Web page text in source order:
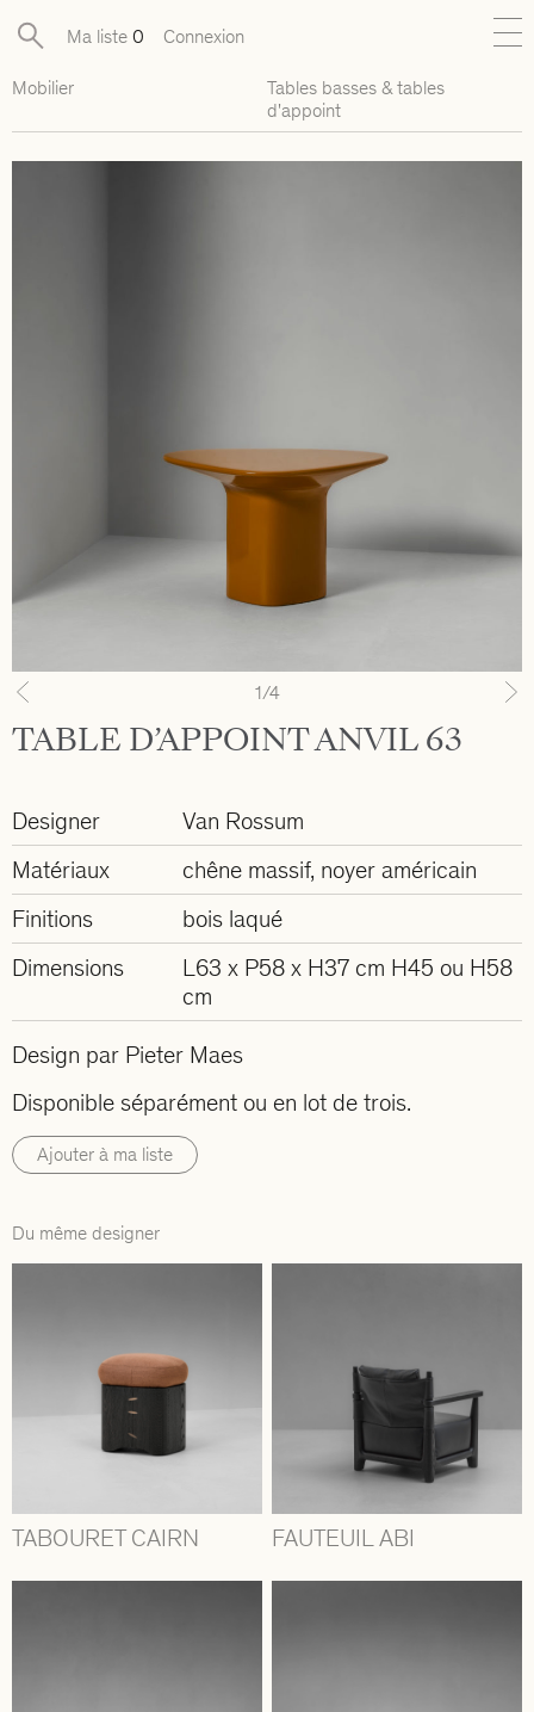
Mobilier
Tables basses & tables
d'appoint
Previous 1/4
TABLE D’APPOINT ANVIL 63
Designer
Van Rossum
Matériaux
chêne massif, noyer américain
Finitions
bois laqué
Dimensions
L63 x P58 x H37 cm H45 ou H58
cm
Design par Pieter Maes
Disponible séparément ou en lot de trois.
Ajouter à ma liste
Du même designer
TABOURET CAIRN FAUTEUIL ABI
Ma liste 0 Connexion